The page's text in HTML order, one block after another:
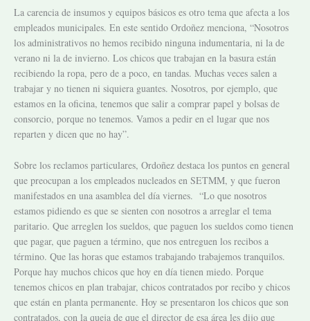
La carencia de insumos y equipos básicos es otro tema que afecta a los
empleados municipales. En este sentido Ordoñez menciona, “Nosotros
los administrativos no hemos recibido ninguna indumentaria, ni la de
verano ni la de invierno. Los chicos que trabajan en la basura están
recibiendo la ropa, pero de a poco, en tandas. Muchas veces salen a
trabajar y no tienen ni siquiera guantes. Nosotros, por ejemplo, que
estamos en la oficina, tenemos que salir a comprar papel y bolsas de
consorcio, porque no tenemos. Vamos a pedir en el lugar que nos
reparten y dicen que no hay”.
Sobre los reclamos particulares, Ordoñez destaca los puntos en general
que preocupan a los empleados nucleados en SETMM, y que fueron
manifestados en una asamblea del día viernes. “Lo que nosotros
estamos pidiendo es que se sienten con nosotros a arreglar el tema
paritario. Que arreglen los sueldos, que paguen los sueldos como tienen
que pagar, que paguen a término, que nos entreguen los recibos a
término. Que las horas que estamos trabajando trabajemos tranquilos.
Porque hay muchos chicos que hoy en día tienen miedo. Porque
tenemos chicos en plan trabajar, chicos contratados por recibo y chicos
que están en planta permanente. Hoy se presentaron los chicos que son
contratados, con la queja de que el director de esa área les dijo que